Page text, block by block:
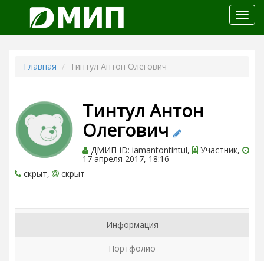
меню
Главная Тинтул Антон Олегович
Тинтул Антон
Олегович
ДМИП-iD: iamantontintul, Участник,
17 апреля 2017, 18:16
скрыт,
скрыт
Информация
Портфолио